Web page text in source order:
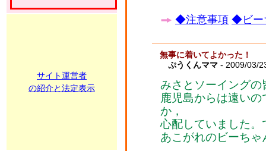
サイト運営者
の紹介と法定表示
◆注意事項 ◆ビー
無事に着いてよかった！
ぷうくんママ - 2009/03/
みさとソーイング
鹿児島からは遠い
か，
心配していました
あこがれのビーち